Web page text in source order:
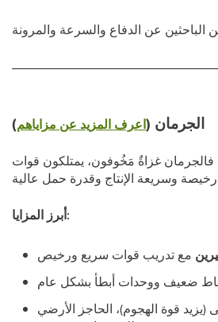
الجرمان (اعرف المزيد عن مزاياهم)
فالجرمان غزاةٌ مَخُوفون، يمتلكون قوات
أبرز المزايا:
(يزيد قوة الهجوم)، الحاجز الأرضي